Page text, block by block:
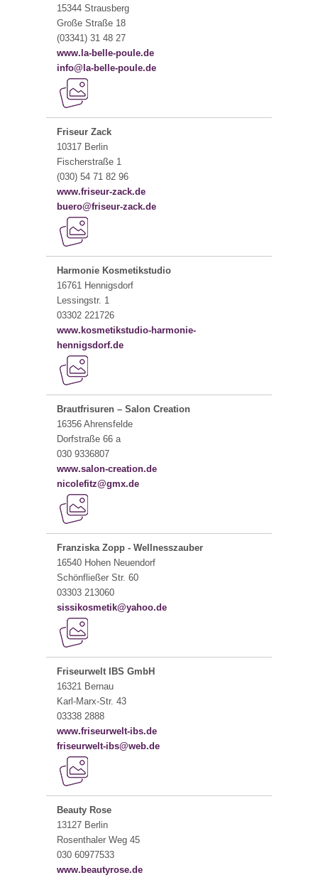
15344 Strausberg
Große Straße 18
(03341) 31 48 27
www.la-belle-poule.de
info@la-belle-poule.de
Friseur Zack
10317 Berlin
Fischerstraße 1
(030) 54 71 82 96
www.friseur-zack.de
buero@friseur-zack.de
Harmonie Kosmetikstudio
16761 Hennigsdorf
Lessingstr. 1
03302 221726
www.kosmetikstudio-harmonie-
hennigsdorf.de
Brautfrisuren – Salon Creation
16356 Ahrensfelde
Dorfstraße 66 a
030 9336807
www.salon-creation.de
nicolefitz@gmx.de
Franziska Zopp - Wellnesszauber
16540 Hohen Neuendorf
Schönfließer Str. 60
03303 213060
sissikosmetik@yahoo.de
Friseurwelt IBS GmbH
16321 Bernau
Karl-Marx-Str. 43
03338 2888
www.friseurwelt-ibs.de
friseurwelt-ibs@web.de
Beauty Rose
13127 Berlin
Rosenthaler Weg 45
030 60977533
www.beautyrose.de